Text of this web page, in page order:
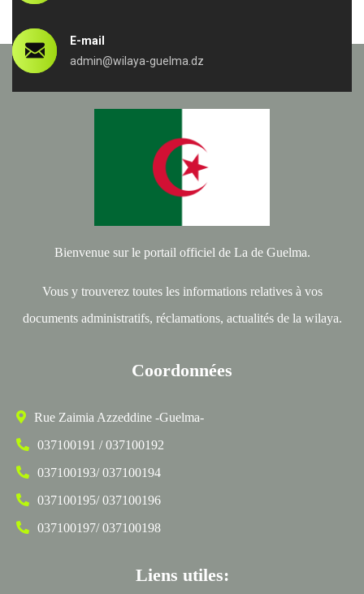
E-mail
admin@wilaya-guelma.dz
Bienvenue sur le portail officiel de La de Guelma.
Vous y trouverez toutes les informations relatives à vos
documents administratifs, réclamations, actualités de la wilaya.
Coordonnées
Rue Zaimia Azzeddine -Guelma-
037100191 / 037100192
037100193/ 037100194
037100195/ 037100196
037100197/ 037100198
Liens utiles: